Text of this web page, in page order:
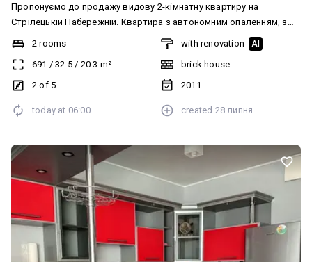
Пропонуємо до продажу видову 2-кімнатну квартиру на
Стрілецькій Набережній. Квартира з автономним опаленням, з
ремонтом. Меблі та техніка залишаються.
2 rooms
691 /32.5/ 20.3 m²
2 of 5
with renovation AI
brick house
2011
today at 06:00 created 28 липня